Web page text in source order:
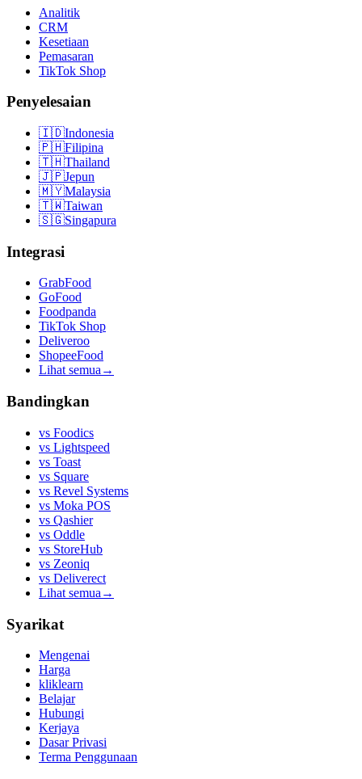
Analitik
CRM
Kesetiaan
Pemasaran
TikTok Shop
Penyelesaian
🇮🇩Indonesia
🇵🇭Filipina
🇹🇭Thailand
🇯🇵Jepun
🇲🇾Malaysia
🇹🇼Taiwan
🇸🇬Singapura
Integrasi
GrabFood
GoFood
Foodpanda
TikTok Shop
Deliveroo
ShopeeFood
Lihat semua→
Bandingkan
vs Foodics
vs Lightspeed
vs Toast
vs Square
vs Revel Systems
vs Moka POS
vs Qashier
vs Oddle
vs StoreHub
vs Zeoniq
vs Deliverect
Lihat semua →
Syarikat
Mengenai
Harga
kliklearn
Belajar
Hubungi
Kerjaya
Dasar Privasi
Terma Penggunaan